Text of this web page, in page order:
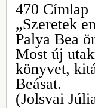
470 Címlap
„Szeretek
Palya Bea
Most új
könyvet,
Beásat.
(Jolsvai